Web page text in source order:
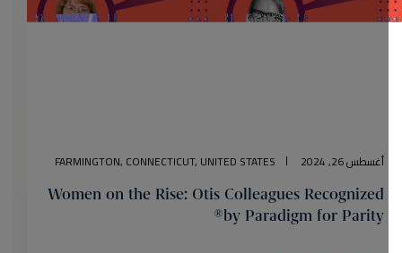
أغسطس 26, 2024 FARMINGTON, CONNECTICUT, UNITED STATES
Women on the Rise: Otis Colleagues Recognized
by Paradigm for Parity®